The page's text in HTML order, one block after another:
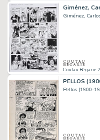
Giménez,
Coutau Bégarie
Pellos (1900-